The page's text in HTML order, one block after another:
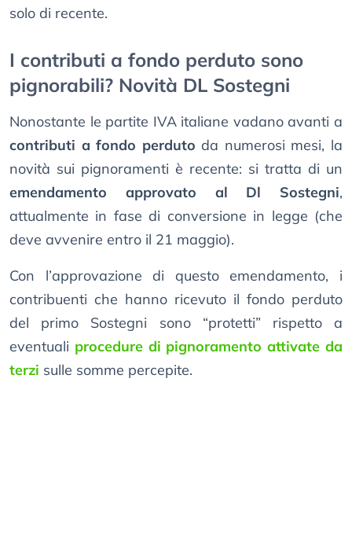
solo di recente.
I contributi a fondo perduto sono
pignorabili? Novità DL Sostegni
Nonostante le partite IVA italiane vadano avanti a
contributi a fondo perduto da numerosi mesi, la
novità sui pignoramenti è recente: si tratta di un
emendamento approvato al Dl Sostegni,
attualmente in fase di conversione in legge (che
deve avvenire entro il 21 maggio).
Con l’approvazione di questo emendamento, i
contribuenti che hanno ricevuto il fondo perduto
del primo Sostegni sono “protetti” rispetto a
eventuali procedure di pignoramento attivate da
terzi sulle somme percepite.